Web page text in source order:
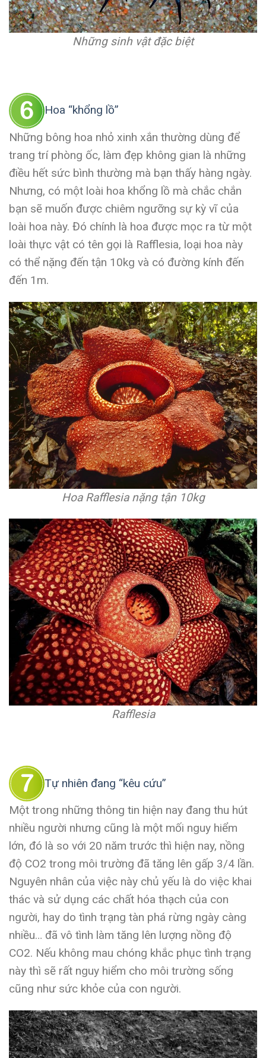
Những sinh vật đặc biệt
Hoa “khổng lồ”
Những bông hoa nhỏ xinh xắn thường dùng để
trang trí phòng ốc, làm đẹp không gian là những
điều hết sức bình thường mà bạn thấy hàng ngày.
Nhưng, có một loài hoa khổng lồ mà chắc chắn
bạn sẽ muốn được chiêm ngưỡng sự kỳ vĩ của
loài hoa này. Đó chính là hoa được mọc ra từ một
loài thực vật có tên gọi là Rafflesia, loại hoa này
có thể nặng đến tận 10kg và có đường kính đến
đến 1m.
Hoa Rafflesia nặng tận 10kg
Rafflesia
Tự nhiên đang “kêu cứu”
Một trong những thông tin hiện nay đang thu hút
nhiều người nhưng cũng là một mối nguy hiểm
lớn, đó là so với 20 năm trước thì hiện nay, nồng
độ CO2 trong môi trường đã tăng lên gấp 3/4 lần.
Nguyên nhân của việc này chủ yếu là do việc khai
thác và sử dụng các chất hóa thạch của con
người, hay do tình trạng tàn phá rừng ngày càng
nhiều… đã vô tình làm tăng lên lượng nồng độ
CO2. Nếu không mau chóng khắc phục tình trạng
này thì sẽ rất nguy hiểm cho môi trường sống
cũng như sức khỏe của con người.